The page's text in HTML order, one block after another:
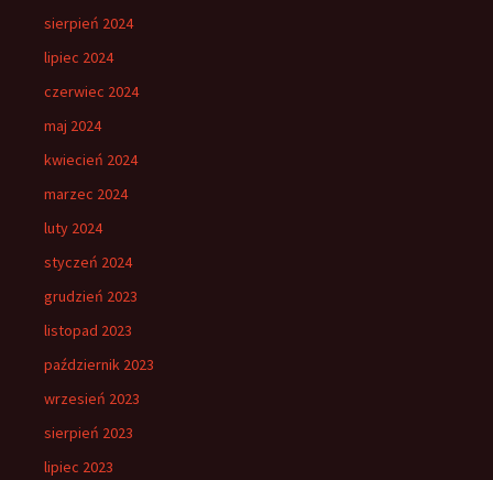
sierpień 2024
lipiec 2024
czerwiec 2024
maj 2024
kwiecień 2024
marzec 2024
luty 2024
styczeń 2024
grudzień 2023
listopad 2023
październik 2023
wrzesień 2023
sierpień 2023
lipiec 2023